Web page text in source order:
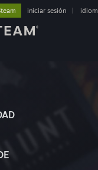
iniciar sesión